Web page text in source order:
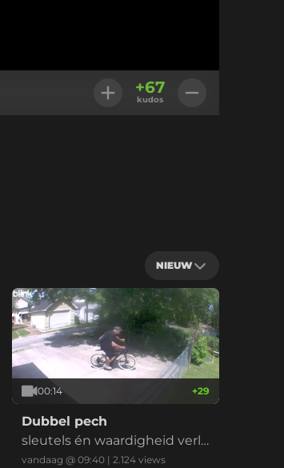
+67
kudos
NIEUW
00:14 +29
Dubbel pech
sleutels én waardigheid verlo
ren door een enkel hekkie
vandaag @ 09:40 |2.124 views